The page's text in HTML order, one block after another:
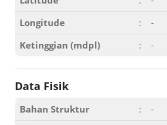
Longitude
:
-
Ketinggian (mdpl)
: -
Data Fisik
Bahan Struktur :
-